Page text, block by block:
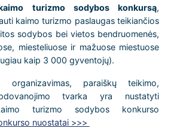
turizmo sodybos konkursą,
kaimo turizmo paslaugas teikiančios
sodybos bei vietos bendruomenės,
miesteliuose ir mažuose miestuose
kaip 3 000 gyventojų).
organizavimas, paraiškų teikimo,
tvarka yra nustatyti
turizmo sodybos konkurso
nuostatai >>>